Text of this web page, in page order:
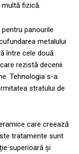
multă fizică.
panourile
metalului
între cele două
rezistă decenii
Tehnologia s-a
stratului de
care creează
tratamente sunt
superioară și